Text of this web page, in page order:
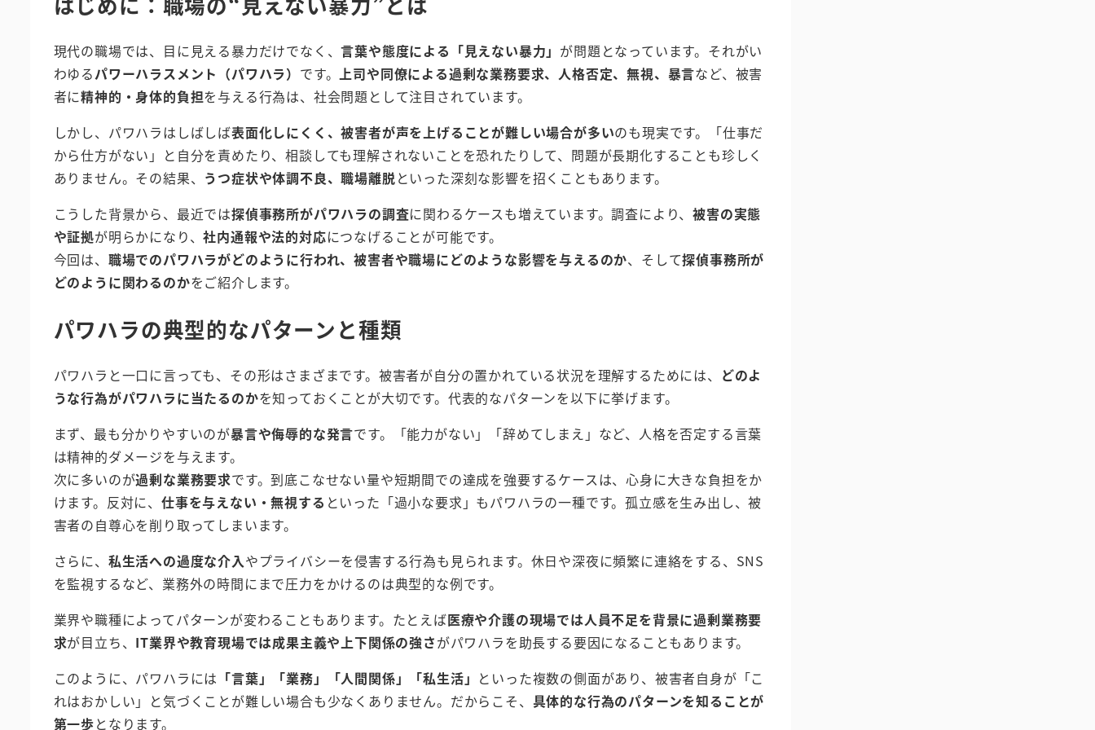
現代の職場では、目に見える暴力だけでなく、言葉や態度による「見えない暴力」 が問題となっています。それがい
わゆるパワーハラスメント（パワハラ） です。上司や同僚による過剰な業務要求、人格否定、無視、暴言など、被害
者に精神的・身体的負担を与える行為は、社会問題として注目されています。
しかし、パワハラはしばしば表面化しにくく、被害者が声を上げることが難しい場合が多いのも現実です。「仕事だ
から仕方がない」と自分を責めたり、相談しても理解されないことを恐れたりして、問題が長期化することも珍しく
ありません。その結果、 うつ症状や体調不良、職場離脱といった深刻な影響を招くこともあります。
こうした背景から、最近では探偵事務所がパワハラの調査に関わるケースも増えています。調査により、被害の実態
や証拠が明らかになり、社内通報や法的対応につなげることが可能です。
今回は、 職場でのパワハラがどのように行われ、被害者や職場にどのような影響を与えるのか、そして探偵事務所が
どのように関わるのかをご紹介します。
パワハラの典型的なパターンと種類
パワハラと一口に言っても、その形はさまざまです。被害者が自分の置かれている状況を理解するためには、 どのよ
うな行為がパワハラに当たるのかを知っておくことが大切です。代表的なパターンを以下に挙げます。
まず、最も分かりやすいのが暴言や侮辱的な発言です。「能力がない」「辞めてしまえ」など、人格を否定する言葉
は精神的ダメージを与えます。
次に多いのが過剰な業務要求です。到底こなせない量や短期間での達成を強要するケースは、心身に大きな負担をか
けます。反対に、 仕事を与えない・無視する といった「過小な要求」もパワハラの一種です。孤立感を生み出し、被
害者の自尊心を削り取ってしまいます。
さらに、 私生活への過度な介入やプライバシーを侵害する行為も見られます。休日や深夜に頻繁に連絡をする、SNS
を監視するなど、業務外の時間にまで圧力をかけるのは典型的な例です。
業界や職種によってパターンが変わることもあります。たとえば医療や介護の現場では人員不足を背景に過剰業務要
求が目立ち、 IT業界や教育現場では成果主義や上下関係の強さがパワハラを助長する要因になることもあります。
このように、パワハラには 「言葉」「業務」「人間関係」「私生活」 といった複数の側面があり、被害者自身が「こ
れはおかしい」と気づくことが難しい場合も少なくありません。だからこそ、 具体的な行為のパターンを知ることが
第一歩となります。